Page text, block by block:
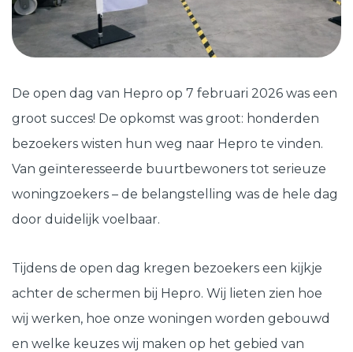
De open dag van Hepro op 7 februari 2026 was een
groot succes! De opkomst was groot: honderden
bezoekers wisten hun weg naar Hepro te vinden.
Van geïnteresseerde buurtbewoners tot serieuze
woningzoekers – de belangstelling was de hele dag
door duidelijk voelbaar.
Tijdens de open dag kregen bezoekers een kijkje
achter de schermen bij Hepro. Wij lieten zien hoe
wij werken, hoe onze woningen worden gebouwd
en welke keuzes wij maken op het gebied van
Schuifpuien
Samenstellen
SHOWROOM BEZOEKEN
Afspraak maken
Start verduurzamen
8.6 763 beoordelingen